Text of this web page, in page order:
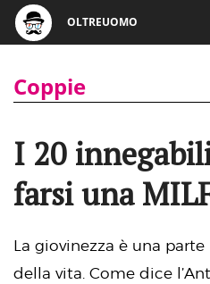
OLTREUOMO
Coppie
I 20
farsi una
La giovinezza è una
della vita. Come dice